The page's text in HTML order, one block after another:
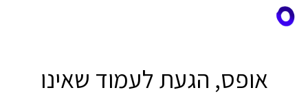
אופס, הגעת לעמוד שאינו